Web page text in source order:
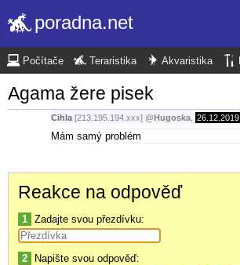
poradna.net
Počítače Teraristika Akvaristika
Agama žere pisek
Cihla [213.195.194.xxx] @Hugoska 26.12.2019
Mám samý problém
Reakce na odpověď
1 Zadajte svou přezdívku:
2 Napište svou odpověď: